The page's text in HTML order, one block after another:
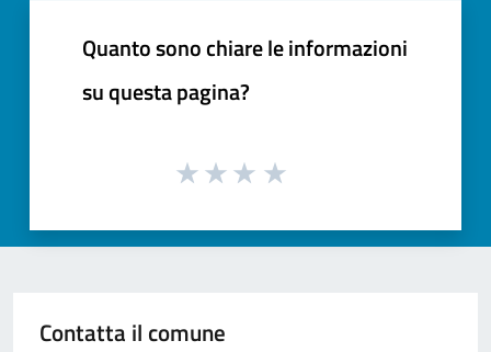
Quanto sono chiare le informazioni
su questa pagina?
Contatta il comune